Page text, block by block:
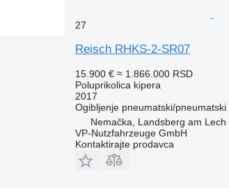
27
Reisch RHKS-2-SR07
15.900 € ≈ 1.866.000 RSD
Poluprikolica kipera
2017
Ogibljenje pneumatski/pneumatski
Nemačka, Landsberg am Lech
VP-Nutzfahrzeuge GmbH
Kontaktirajte prodavca